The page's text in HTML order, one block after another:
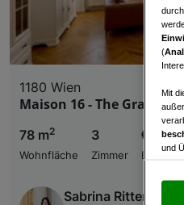
1180 Wien
Maison 16 - The Grand
78 m2
Wohnfläche
3
Zimmer
€
Sabrina Ritter
(
Mit
und
und